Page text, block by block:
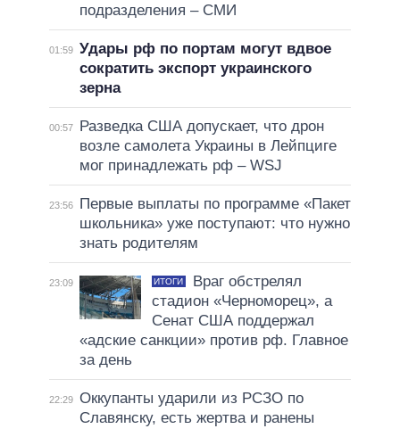
подразделения – СМИ
01:59 Удары рф по портам могут вдвое
сократить экспорт украинского
зерна
00:57
Разведка США допускает, что дрон
возле самолета Украины в Лейпциге
мог принадлежать рф – WSJ
23:56
Первые выплаты по программе «Пакет
школьника» уже поступают: что нужно
знать родителям
23:09 ИТОГИ
Враг обстрелял
стадион «Черноморец», а
Сенат США поддержал
«адские санкции» против рф. Главное
за день
22:29 Оккупанты ударили из РСЗО по
Славянску, есть жертва и ранены